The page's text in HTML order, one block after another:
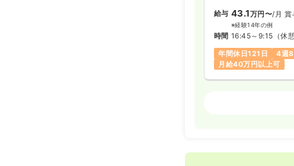
給与 43.1万円〜/月 賞
※経験14年の例
時間 16:45～9:15 （休
年間休日121日
4週
月給40万円以上可